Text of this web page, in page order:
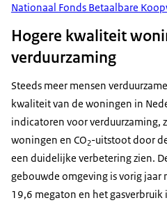
Nationaal Fonds Betaalbare
Hogere kwaliteit
verduurzaming
Steeds meer mensen
kwaliteit van de woningen in
indicatoren voor verduurzaming,
woningen en CO2-uitstoot door
een duidelijke verbetering zien.
gebouwde omgeving is vorig
19,6 megaton en het gasverbruik